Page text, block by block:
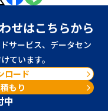
せはこちらから
サービス、データセン
ています。
ロード
もり
中